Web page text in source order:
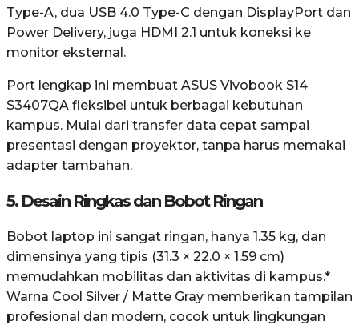
Type-A, dua USB 4.0 Type-C dengan DisplayPort dan
Power Delivery, juga HDMI 2.1 untuk koneksi ke
monitor eksternal.
Port lengkap ini membuat ASUS Vivobook S14
S3407QA fleksibel untuk berbagai kebutuhan
kampus. Mulai dari transfer data cepat sampai
presentasi dengan proyektor, tanpa harus memakai
adapter tambahan.
5. Desain Ringkas dan Bobot Ringan
Bobot laptop ini sangat ringan, hanya 1.35 kg, dan
dimensinya yang tipis (31.3 × 22.0 × 1.59 cm)
memudahkan mobilitas dan aktivitas di kampus.*
Warna Cool Silver / Matte Gray memberikan tampilan
profesional dan modern, cocok untuk lingkungan